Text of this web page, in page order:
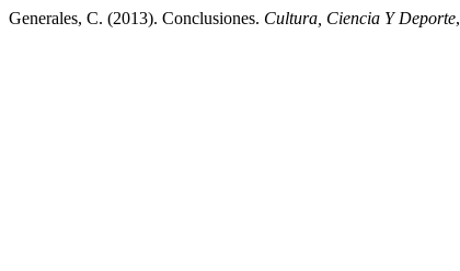
Generales, C. (2013). Conclusiones. Cultura, Ciencia Y Deporte,